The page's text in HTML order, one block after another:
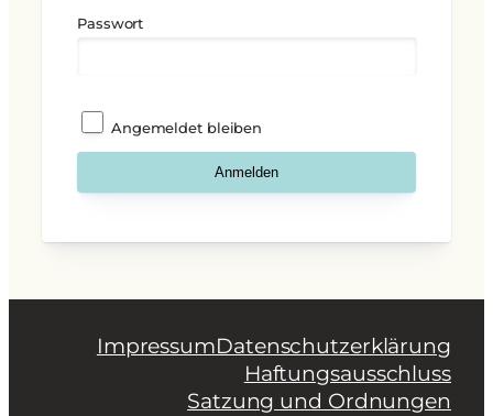
Passwort
Angemeldet bleiben
ImpressumDatenschutzerklärung
Haftungsausschluss
Satzung und Ordnungen